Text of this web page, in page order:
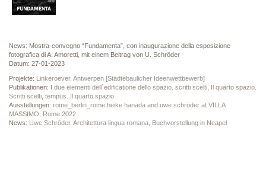
News: Mostra-convegno “Fundamenta”, con inaugurazione della esposizione
fotografica di A. Amoretti, mit einem Beitrag von U. Schröder
Datum: 27-01-2023
Projekte: Linkeroever, Antwerpen [Städtebaulicher Ideenwettbewerb]
Publikationen: I due elementi dell´edificatione dello spazio. scritti scelti Il quarto spazio.
Scritti scelti tempus. Il quarto spazio
Ausstellungen: rome_berlin_rome heike hanada and uwe schröder at VILLA
MASSIMO, Rome 2022
News: Uwe Schröder. Architettura lingua romana, Buchvorstellung in Neapel